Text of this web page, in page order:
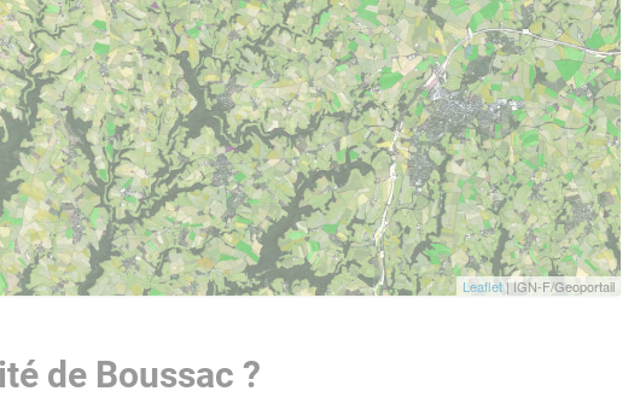
Leaflet | IGN-F/Geoportail
de Boussac ?